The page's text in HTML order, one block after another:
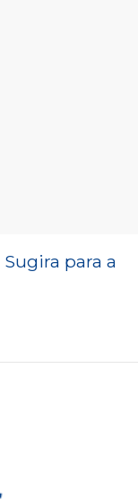
Sugira para a